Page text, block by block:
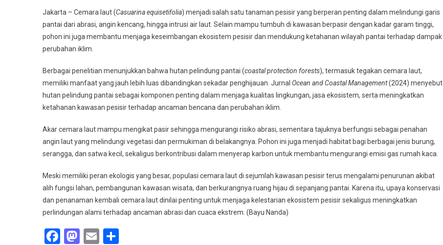
Penting
Cemara
Laut
Jakarta – Cemara laut (Casuarina equisetifolia) menjadi salah satu tanaman pesisir yang berperan penting dalam melindungi garis
pantai dari abrasi, angin kencang, hingga intrusi air laut. Selain mampu tumbuh di kawasan berpasir dengan kadar garam tinggi,
pohon ini juga membantu menjaga keseimbangan ekosistem pesisir dan mendukung ketahanan wilayah pantai terhadap dampak
perubahan iklim.
Berbagai penelitian menunjukkan bahwa hutan pelindung pantai (coastal protection forests), termasuk tegakan cemara laut,
memiliki manfaat yang jauh lebih luas dibandingkan sekadar penghijauan. Jurnal Ocean and Coastal Management(2024) menyebut
hutan pelindung pantai sebagai komponen penting dalam menjaga kualitas lingkungan, jasa ekosistem, serta meningkatkan
ketahanan kawasan pesisir terhadap ancaman bencana dan perubahan iklim.
Akar cemara laut mampu mengikat pasir sehingga mengurangi risiko abrasi, sementara tajuknya berfungsi sebagai penahan
angin laut yang melindungi vegetasi dan permukiman di belakangnya. Pohon ini juga menjadi habitat bagi berbagai jenis burung,
serangga, dan satwa kecil, sekaligus berkontribusi dalam menyerap karbon untuk membantu mengurangi emisi gas rumah kaca.
Meski memiliki peran ekologis yang besar, populasi cemara laut di sejumlah kawasan pesisir terus mengalami penurunan akibat
alih fungsi lahan, pembangunan kawasan wisata, dan berkurangnya ruang hijau di sepanjang pantai. Karena itu, upaya konservasi
dan penanaman kembali cemara laut dinilai penting untuk menjaga kelestarian ekosistem pesisir sekaligus meningkatkan
perlindungan alami terhadap ancaman abrasi dan cuaca ekstrem. (Bayu Nanda)
Facebook
Mastodon
Email